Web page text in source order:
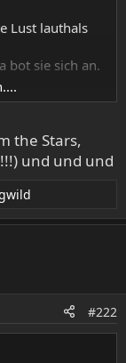
Lust lauthals
bot sie sich an.
2
immer
the Stars,
und und und
#222